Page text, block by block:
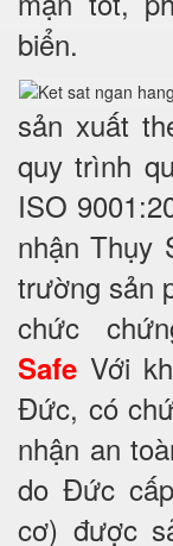
biển.
sản xuất
quy trình
ISO
nhận Thụy
trường sản
chức
Safe Với
Đức, có
nhận an
do Đức
cơ) được